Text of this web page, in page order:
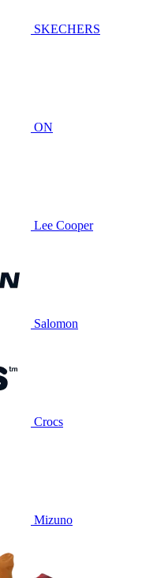
SKECHERS
ON
Lee Cooper
Salomon
Crocs
Mizuno